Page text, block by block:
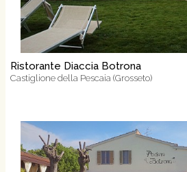
Ristorante Diaccia Botrona
Castiglione della Pescaia (Grosseto)